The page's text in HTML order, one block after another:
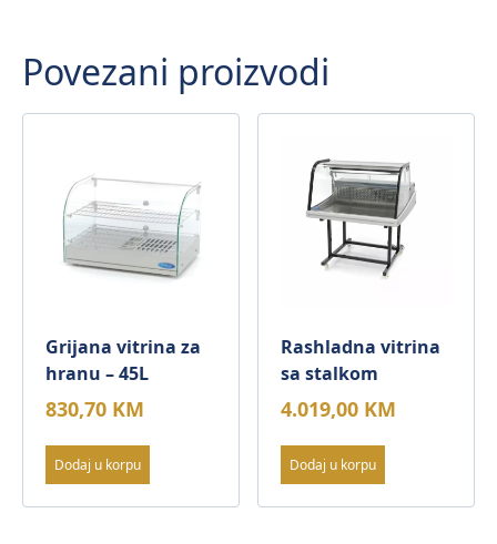
Povezani proizvodi
Grijana vitrina za
hranu – 45L
830,70 KM
Dodaj u korpu
Rashladna vitrina
sa stalkom
4.019,00 KM
Dodaj u korpu